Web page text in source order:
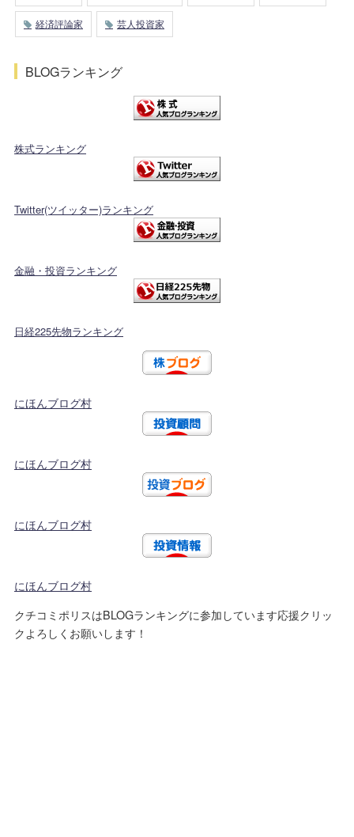
経済評論家 芸人投資家
BLOGランキング
株式ランキング
Twitter(ツイッター)ランキング
金融・投資ランキング
日経225先物ランキング
にほんブログ村
にほんブログ村
にほんブログ村
にほんブログ村
クチコミポリスはBLOGランキングに参加しています応援クリッ
クよろしくお願いします！